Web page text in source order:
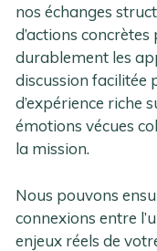
nos échanges
d’actions
durablement les
discussion facilitée
d’expérience riche
émotions vécues
la mission.
Nous pouvons
connexions entre
enjeux réels de